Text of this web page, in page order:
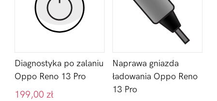
Diagnostyka po zalaniu
Oppo Reno 13 Pro
199,00 zł
Naprawa gniazda
ładowania Oppo Reno
13 Pro